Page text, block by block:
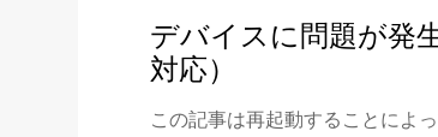
デバイスに問題が発
対応）
この記事は再起動することによ